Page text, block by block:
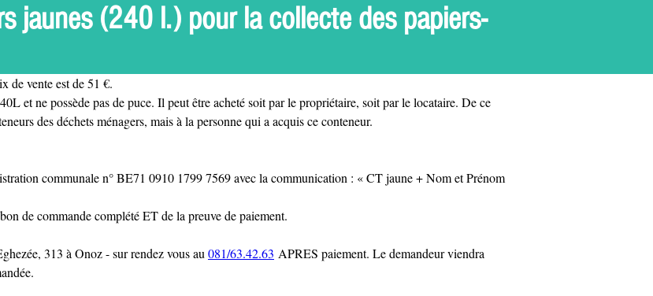
jaunes (240 l.) pour la collecte des papiers-
de vente est de 51 €.
et ne possède pas de puce. Il peut être acheté soit par le propriétaire, soit par le locataire. De ce
des déchets ménagers, mais à la personne qui a acquis ce conteneur.
communale n° BE71 0910 1799 7569 avec la communication : « CT jaune + Nom et Prénom
de commande complété ET de la preuve de paiement.
313 à Onoz - sur rendez vous au 081/63.42.63 APRES paiement. Le demandeur viendra